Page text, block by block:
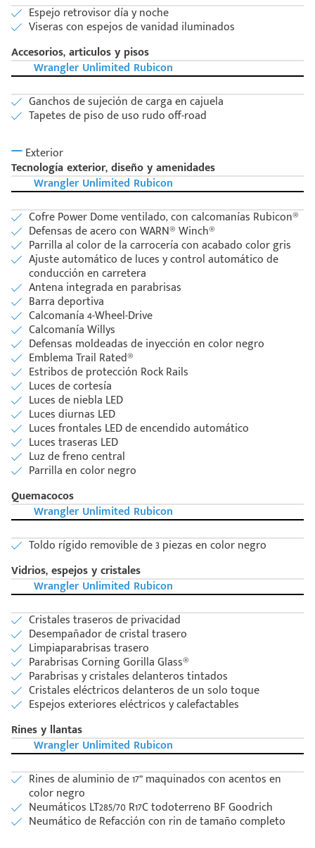
Espejo retrovisor día y noche
Viseras con espejos de vanidad iluminados
Accesorios, articulos y pisos
Wrangler Unlimited Rubicon
Ganchos de sujeción de carga en cajuela
Tapetes de piso de uso rudo off-road
Exterior
Tecnología exterior, diseño y amenidades
Wrangler Unlimited Rubicon
Cofre Power Dome ventilado, con calcomanías Rubicon®
Defensas de acero con WARN® Winch®
Parrilla al color de la carrocería con acabado color gris
Ajuste automático de luces y control automático de
conducción en carretera
Antena integrada en parabrisas
Barra deportiva
Calcomanía 4-Wheel-Drive
Calcomanía Willys
Defensas moldeadas de inyección en color negro
Emblema Trail Rated®
Estribos de protección Rock Rails
Luces de cortesía
Luces de niebla LED
Luces diurnas LED
Luces frontales LED de encendido automático
Luces traseras LED
Luz de freno central
Parrilla en color negro
Quemacocos
Wrangler Unlimited Rubicon
Toldo rígido removible de 3 piezas en color negro
Vidrios, espejos y cristales
Wrangler Unlimited Rubicon
Cristales traseros de privacidad
Desempañador de cristal trasero
Limpiaparabrisas trasero
Parabrisas Corning Gorilla Glass®
Parabrisas y cristales delanteros tintados
Cristales eléctricos delanteros de un solo toque
Espejos exteriores eléctricos y calefactables
Rines y llantas
Wrangler Unlimited Rubicon
Rines de aluminio de 17” maquinados con acentos en
color negro
Neumáticos LT285/70 R17C todoterreno BF Goodrich
Neumático de Refacción con rin de tamaño completo